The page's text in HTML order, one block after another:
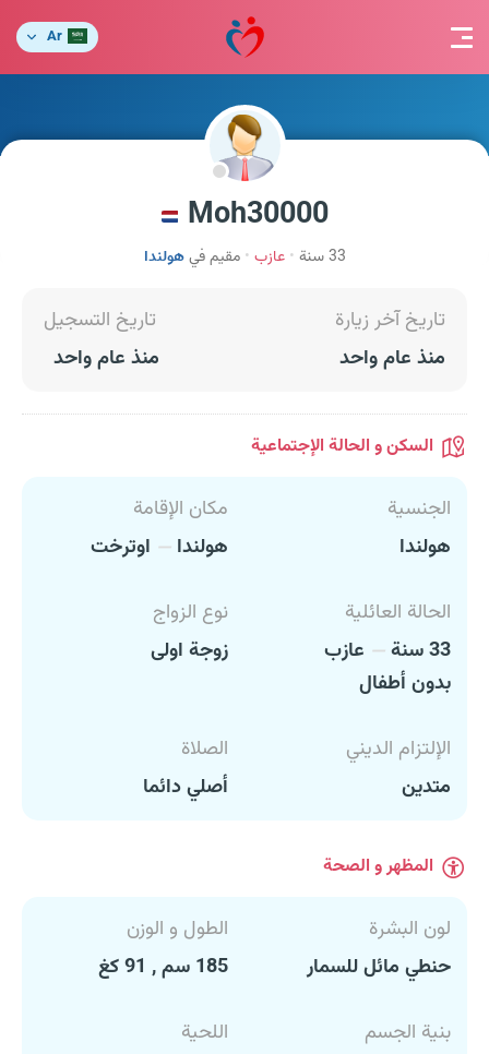
Ar
Moh30000
33 سنة عازب مقيم فيهولندا
تاريخ آخر زيارة
منذ عام واحد
تاريخ التسجيل
منذ عام واحد
السكن و الحالة الإجتماعية
الجنسية
هولندا
مكان الإقامة
هولندا
اوترخت
الحالة العائلية
33 سنة
عازب
بدون أطفال
نوع الزواج
زوجة اولى
الإلتزام الديني
متدين
الصلاة
أصلي دائما
المظهر و الصحة
لون البشرة
حنطي مائل للسمار
الطول و الوزن
185 سم , 91 كغ
بنية الجسم
اللحية